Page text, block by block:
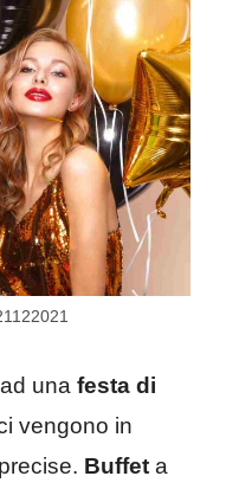
una festa di
vengono in
Buffet a